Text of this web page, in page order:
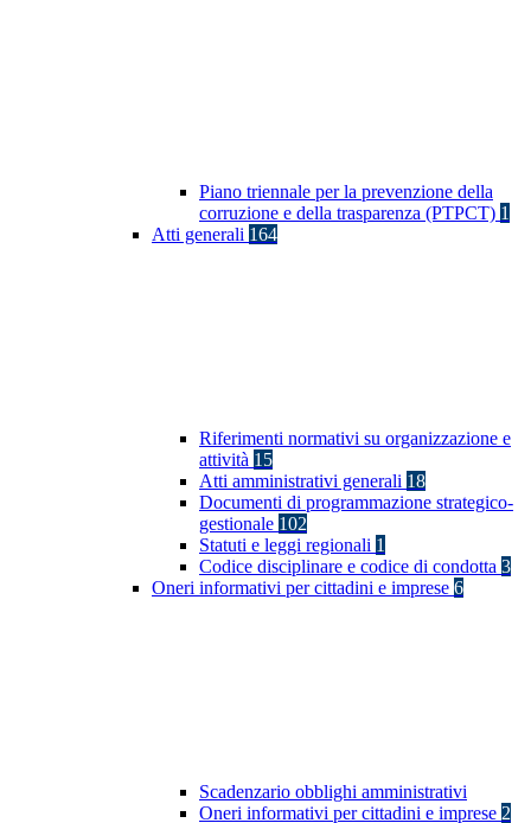
Piano triennale per la prevenzione della
corruzione e della trasparenza (PTPCT) 1
Atti generali 164
Riferimenti normativi su organizzazione e
attività 15
Atti amministrativi generali 18
Documenti di programmazione strategico-
gestionale 102
Statuti e leggi regionali 1
Codice disciplinare e codice di condotta 3
Oneri informativi per cittadini e imprese 6
Scadenzario obblighi amministrativi
Oneri informativi per cittadini e imprese 2